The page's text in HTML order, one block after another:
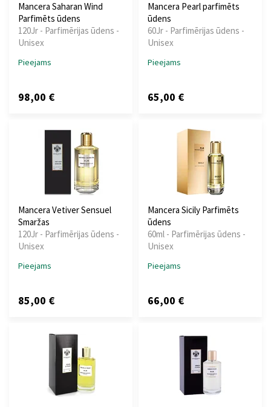
Mancera Saharan Wind
Parfimēts ūdens
120Jr - Parfimērijas ūdens -
Unisex
Pieejams
98,00 €
Mancera Pearl parfimēts
ūdens
60Jr - Parfimērijas ūdens -
Unisex
Pieejams
65,00 €
Mancera Vetiver Sensuel
Smaržas
120Jr - Parfimērijas ūdens -
Unisex
Pieejams
85,00 €
Mancera Sicily Parfimēts
ūdens
60ml - Parfimērijas ūdens -
Unisex
Pieejams
66,00 €